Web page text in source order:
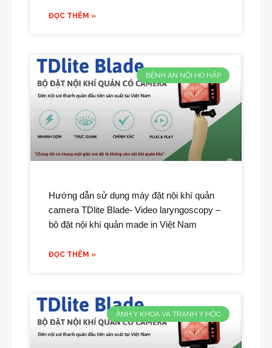
ĐỌC THÊM »
BỆNH ÁN NỘI HÔ HẤP
Hướng dẫn sử dụng máy đặt nội khí quản
camera TDlite Blade- Video laryngoscopy –
bộ đặt nội khí quản made in Việt Nam
ĐỌC THÊM »
ẢNH Y KHOA VÀ TRANH Y HỌC